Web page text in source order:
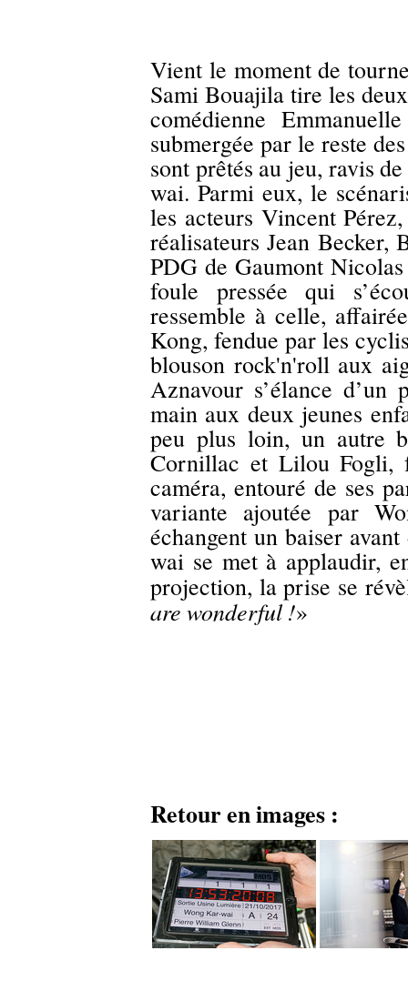
Vient le moment de
Sami Bouajila tire les
comédienne
submergée par le reste
sont prêtés au jeu, ravis
wai. Parmi eux, le
les acteurs Vincent
réalisateurs Jean
PDG de Gaumont
foule pressée qui
ressemble à celle,
Kong, fendue par les
blouson rock'n'roll aux
Aznavour s’élance
main aux deux jeunes
peu plus loin, un autre
Cornillac et Lilou Fogli,
caméra, entouré de ses
variante ajoutée par
échangent un baiser
wai se met à applaudir,
projection, la prise se
are wonderful !»
Retour en images :